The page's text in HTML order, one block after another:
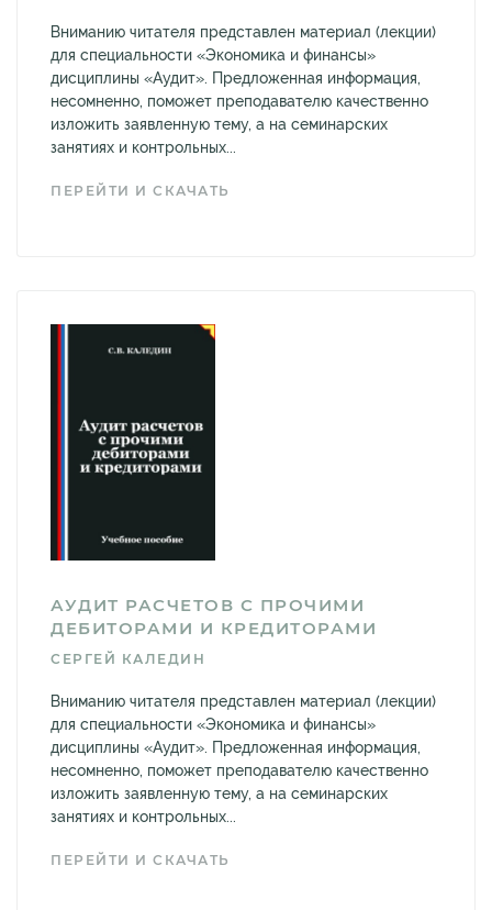
Вниманию читателя представлен материал (лекции)
для специальности «Экономика и финансы»
дисциплины «Аудит». Предложенная информация,
несомненно, поможет преподавателю качественно
изложить заявленную тему, а на семинарских
занятиях и контрольных...
ПЕРЕЙТИ И СКАЧАТЬ
АУДИТ РАСЧЕТОВ С ПРОЧИМИ
ДЕБИТОРАМИ И КРЕДИТОРАМИ
СЕРГЕЙ КАЛЕДИН
Вниманию читателя представлен материал (лекции)
для специальности «Экономика и финансы»
дисциплины «Аудит». Предложенная информация,
несомненно, поможет преподавателю качественно
изложить заявленную тему, а на семинарских
занятиях и контрольных...
ПЕРЕЙТИ И СКАЧАТЬ